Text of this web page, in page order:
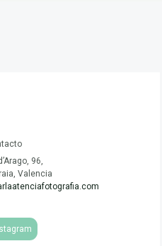
96,
Valencia